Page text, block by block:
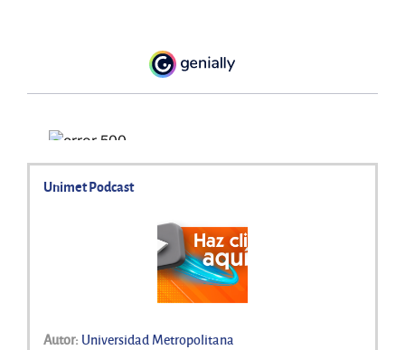
Unimet Podcast
Autor: Universidad Metropolitana